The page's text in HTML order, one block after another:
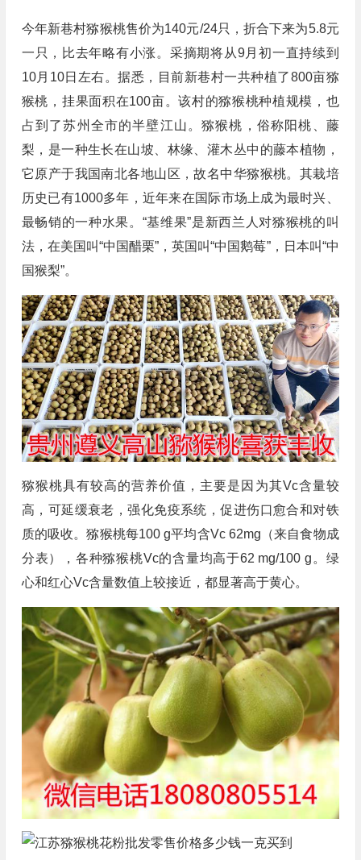
今年新巷村猕猴桃售价为140元/24只，折合下来为5.8元
一只，比去年略有小涨。采摘期将从9月初一直持续到
10月10日左右。据悉，目前新巷村一共种植了800亩猕
猴桃，挂果面积在100亩。该村的猕猴桃种植规模，也
占到了苏州全市的半壁江山。猕猴桃，俗称阳桃、藤
梨，是一种生长在山坡、林缘、灌木丛中的藤本植物，
它原产于我国南北各地山区，故名中华猕猴桃。其栽培
历史已有1000多年，近年来在国际市场上成为最时兴、
最畅销的一种水果。“基维果”是新西兰人对猕猴桃的叫
法，在美国叫“中国醋栗”，英国叫“中国鹅莓”，日本叫“中
国猴梨”。
猕猴桃具有较高的营养价值，主要是因为其Vc含量较
高，可延缓衰老，强化免疫系统，促进伤口愈合和对铁
质的吸收。猕猴桃每100 g平均含Vc 62mg（来自食物成
分表），各种猕猴桃Vc的含量均高于62 mg/100 g。绿
心和红心Vc含量数值上较接近，都显著高于黄心。